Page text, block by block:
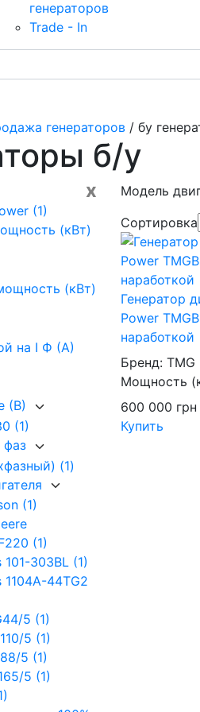
генераторов
Trade - In
генераторов / бу
б/у
x
(1)
(кВт)
(кВт)
на I Ф (А)
(В)
(1)
фаз
(1)
(1)
(1)
101-303BL (1)
1104A-44TG2
5 (1)
5 (1)
5 (1)
5 (1)
Модель
Сортировка
Генератор
Power
наработкой
Бренд: TMG
Мощность
600 000 грн
Купить